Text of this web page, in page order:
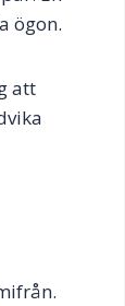
ögon.
att